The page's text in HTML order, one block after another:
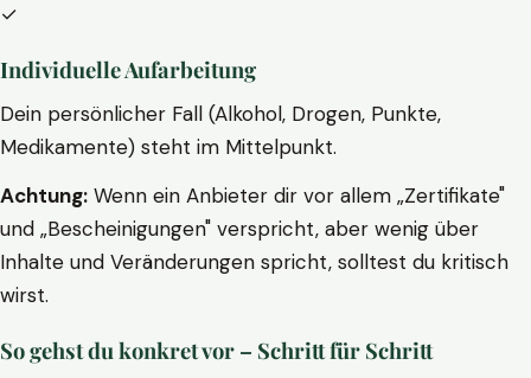
✓
Individuelle Aufarbeitung
Dein persönlicher Fall (Alkohol, Drogen, Punkte,
Medikamente) steht im Mittelpunkt.
Achtung: Wenn ein Anbieter dir vor allem „Zertifikate"
und „Bescheinigungen" verspricht, aber wenig über
Inhalte und Veränderungen spricht, solltest du kritisch
wirst.
So gehst du konkret vor – Schritt für Schritt